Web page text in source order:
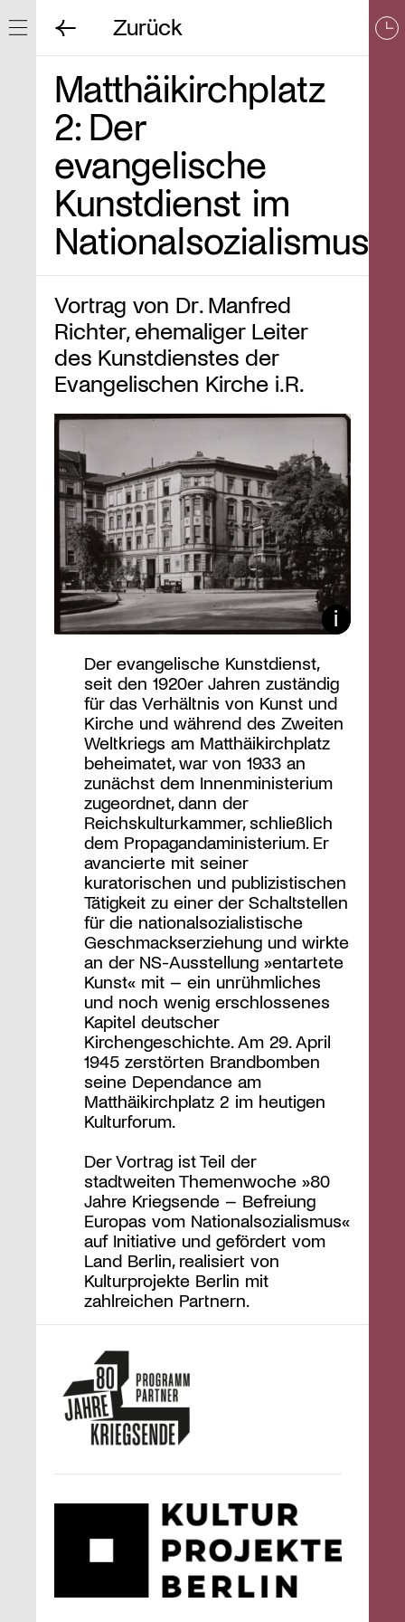
Navigation ein/ausblenden
Zurück
Matthäikirchplatz
2: Der
evangelische
Kunstdienst im
Nationalsozialismus
Vortrag von Dr. Manfred
Richter, ehemaliger Leiter
des Kunstdienstes der
Evangelischen Kirche i.R.
Der evangelische Kunstdienst,
seit den 1920er Jahren zuständig
für das Verhältnis von Kunst und
Kirche und während des Zweiten
Weltkriegs am Matthäikirchplatz
beheimatet, war von 1933 an
zunächst dem Innenministerium
zugeordnet, dann der
Reichskulturkammer, schließlich
dem Propagandaministerium. Er
avancierte mit seiner
kuratorischen und publizistischen
Tätigkeit zu einer der Schaltstellen
für die nationalsozialistische
Geschmackserziehung und wirkte
an der NS-Ausstellung »entartete
Kunst« mit – ein unrühmliches
und noch wenig erschlossenes
Kapitel deutscher
Kirchengeschichte. Am 29. April
1945 zerstörten Brandbomben
seine Dependance am
Matthäikirchplatz 2 im heutigen
Kulturforum.
Der Vortrag ist Teil der
stadtweiten Themenwoche »80
Jahre Kriegsende – Befreiung
Europas vom Nationalsozialismus«
auf Initiative und gefördert vom
Land Berlin, realisiert von
Kulturprojekte Berlin mit
zahlreichen Partnern.